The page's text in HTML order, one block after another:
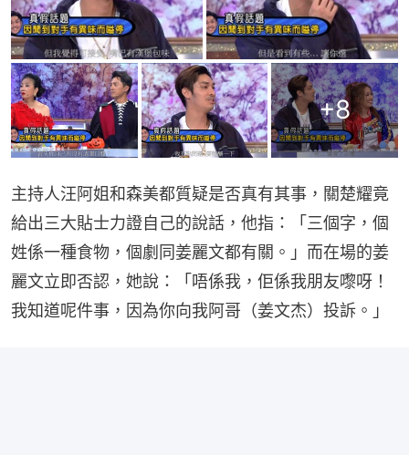
+8
主持人汪阿姐和森美都質疑是否真有其事，關楚耀竟
給出三大貼士力證自己的說話，他指：「三個字，個
姓係一種食物，個劇同姜麗文都有關。」而在場的姜
麗文立即否認，她說：「唔係我，佢係我朋友嚟呀！
我知道呢件事，因為你向我阿哥（姜文杰）投訴。」